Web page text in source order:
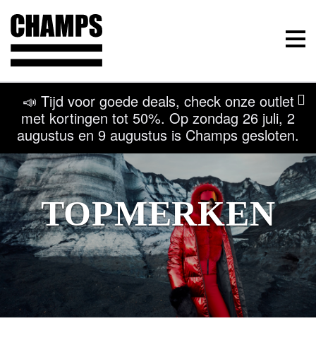
Champs Sport
Menu
📣 Tijd voor goede deals, check onze outlet
met kortingen tot 50%. Op zondag 26 juli, 2
augustus en 9 augustus is Champs gesloten.
TOPMERKEN